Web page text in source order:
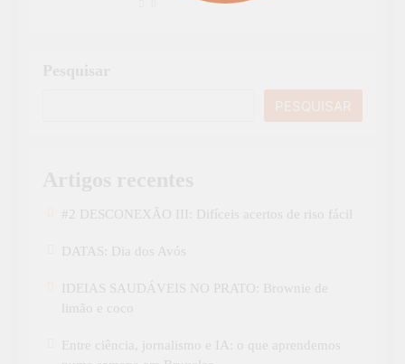
PESQUISAR
#2 DESCONEXÃO III: Difíceis acertos de riso fácil
DATAS: Dia dos Avós
IDEIAS SAUDÁVEIS NO PRATO: Brownie de
limão e coco
Entre ciência, jornalismo e IA: o que aprendemos